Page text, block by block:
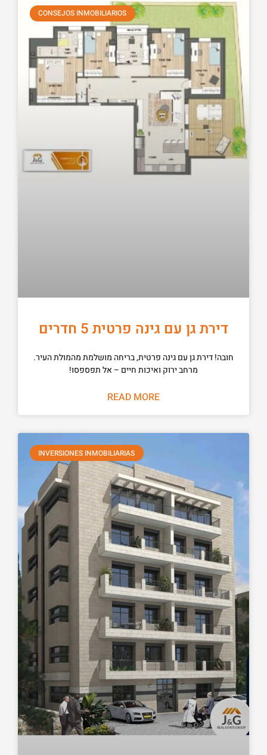
CONSEJOS INMOBILIARIOS
דירת גן עם גינה פרטית 5 חדרים
חובה! דירת גן עם גינה פרטית, בריחה מושלמת מהמולת העיר.
מרחב ירוק ואיכות חיים – אל תפספסו!
READ MORE
INVERSIONES INMOBILIARIAS